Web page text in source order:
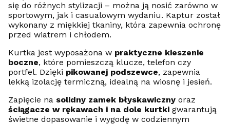
się do różnych stylizacji – można ją nosić zarówno w
sportowym, jak i casualowym wydaniu. Kaptur został
wykonany z miękkiej tkaniny, która zapewnia ochronę
przed wiatrem i chłodem.
Kurtka jest wyposażona w praktyczne kieszenie
boczne, które pomieszczą klucze, telefon czy
portfel. Dzięki pikowanej podszewce, zapewnia
lekką izolację termiczną, idealną na wiosnę i jesień.
Zapięcie na solidny zamek błyskawiczny oraz
ściągacze w rękawach i na dole kurtki gwarantują
świetne dopasowanie i wygodę w codziennym